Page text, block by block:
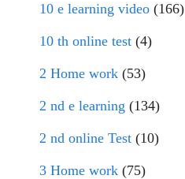
10 e learning video (166)
10 th online test (4)
2 Home work (53)
2 nd e learning (134)
2 nd online Test (10)
3 Home work (75)